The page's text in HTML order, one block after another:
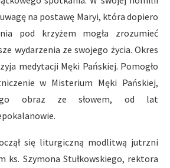
uwagę na postawę Maryi, która dopiero
pod krzyżem mogła zrozumieć
wydarzenia ze swojego życia. Okres
medytacji Męki Pańskiej. Pomogło
w Misterium Męki Pańskiej,
obraz ze słowem, od lat
się liturgiczną modlitwą jutrzni
ks. Szymona Stułkowskiego, rektora